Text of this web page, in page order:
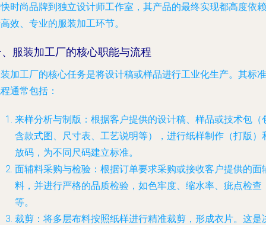
时尚品牌到独立设计师工作室，其产品的最终实现都高度依赖
效、专业的服装加工环节。
服装加工厂的核心职能与流程
加工厂的核心任务是将设计稿或样品进行工业化生产。其标准
通常包括：
来样分析与制版 ：根据客户提供的设计稿、样品或技术包（
含款式图、尺寸表、工艺说明等），进行纸样制作（打版）
放码，为不同尺码建立标准。
面辅料采购与检验 ：根据订单要求采购或接收客户提供的面
料，并进行严格的品质检验，如色牢度、缩水率、疵点检查
等。
裁剪 ：将多层布料按照纸样进行精准裁剪，形成衣片。这是